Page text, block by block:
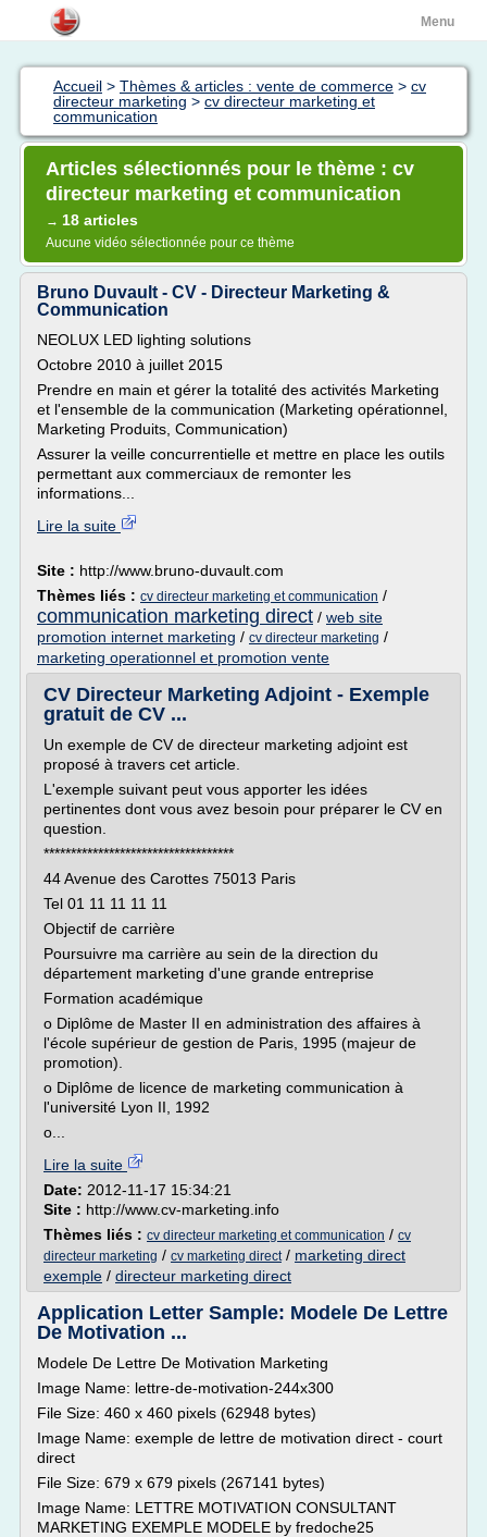
Menu
Accueil > Thèmes & articles : vente de commerce > cv
directeur marketing > cv directeur marketing et
communication
Articles sélectionnés pour le thème : cv
directeur marketing et communication
→ 18 articles
Aucune vidéo sélectionnée pour ce thème
Bruno Duvault - CV - Directeur Marketing &
Communication
NEOLUX LED lighting solutions
Octobre 2010 à juillet 2015
Prendre en main et gérer la totalité des activités Marketing
et l'ensemble de la communication (Marketing opérationnel,
Marketing Produits, Communication)
Assurer la veille concurrentielle et mettre en place les outils
permettant aux commerciaux de remonter les
informations...
Lire la suite
Site : http://www.bruno-duvault.com
Thèmes liés : cv directeur marketing et communication /
communication marketing direct / web site
promotion internet marketing / cv directeur marketing /
marketing operationnel et promotion vente
CV Directeur Marketing Adjoint - Exemple
gratuit de CV ...
Un exemple de CV de directeur marketing adjoint est
proposé à travers cet article.
L'exemple suivant peut vous apporter les idées
pertinentes dont vous avez besoin pour préparer le CV en
question.
***********************************
44 Avenue des Carottes 75013 Paris
Tel 01 11 11 11 11
Objectif de carrière
Poursuivre ma carrière au sein de la direction du
département marketing d'une grande entreprise
Formation académique
o Diplôme de Master II en administration des affaires à
l'école supérieur de gestion de Paris, 1995 (majeur de
promotion).
o Diplôme de licence de marketing communication à
l'université Lyon II, 1992
o...
Lire la suite
Date: 2012-11-17 15:34:21
Site : http://www.cv-marketing.info
Thèmes liés : cv directeur marketing et communication / cv
directeur marketing / cv marketing direct/ marketing direct
exemple / directeur marketing direct
Application Letter Sample: Modele De Lettre
De Motivation ...
Modele De Lettre De Motivation Marketing
Image Name: lettre-de-motivation-244x300
File Size: 460 x 460 pixels (62948 bytes)
Image Name: exemple de lettre de motivation direct - court
direct
File Size: 679 x 679 pixels (267141 bytes)
Image Name: LETTRE MOTIVATION CONSULTANT
MARKETING EXEMPLE MODELE by fredoche25